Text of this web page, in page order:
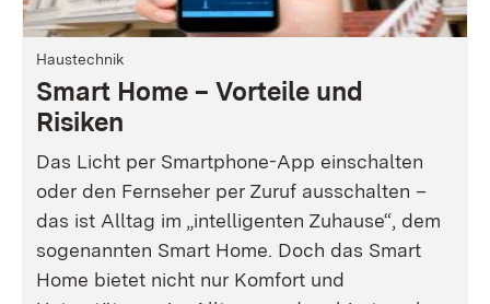
Haustechnik
Smart Home – Vorteile und
Risiken
Das Licht per Smartphone-App einschalten
oder den Fernseher per Zuruf ausschalten –
das ist Alltag im „intelligenten Zuhause“, dem
sogenannten Smart Home. Doch das Smart
Home bietet nicht nur Komfort und